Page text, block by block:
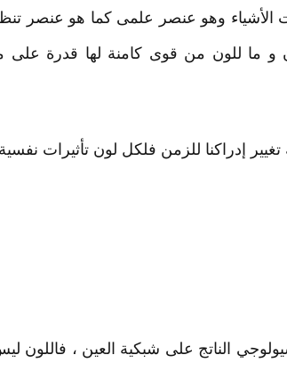
وهو عنصر علمى كما هو عنصر
و ما للون من قوى كامنة لها قدرة
إدراكنا للزمن فلكل لون تأثيرات
الناتج على شبكية العين ، فاللون